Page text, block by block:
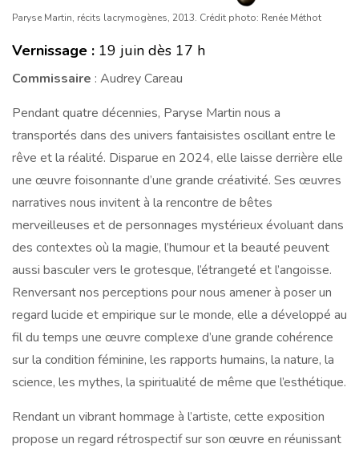
Paryse Martin, récits lacrymogènes, 2013. Crédit photo: Renée Méthot
Vernissage : 19 juin dès 17 h
Commissaire : Audrey Careau
Pendant quatre décennies, Paryse Martin nous a
transportés dans des univers fantaisistes oscillant entre le
rêve et la réalité. Disparue en 2024, elle laisse derrière elle
une œuvre foisonnante d’une grande créativité. Ses œuvres
narratives nous invitent à la rencontre de bêtes
merveilleuses et de personnages mystérieux évoluant dans
des contextes où la magie, l’humour et la beauté peuvent
aussi basculer vers le grotesque, l’étrangeté et l’angoisse.
Renversant nos perceptions pour nous amener à poser un
regard lucide et empirique sur le monde, elle a développé au
fil du temps une œuvre complexe d’une grande cohérence
sur la condition féminine, les rapports humains, la nature, la
science, les mythes, la spiritualité de même que l’esthétique.
Rendant un vibrant hommage à l’artiste, cette exposition
propose un regard rétrospectif sur son œuvre en réunissant